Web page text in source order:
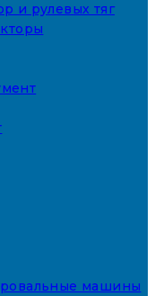
и рулевых тяг
машины